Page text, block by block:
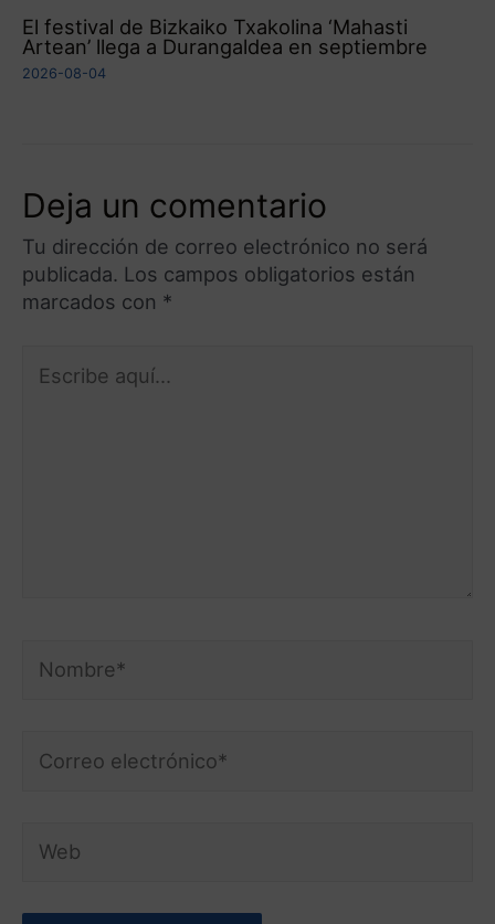
El festival de Bizkaiko Txakolina ‘Mahasti
Artean’ llega a Durangaldea en septiembre
2026-08-04
Deja un comentario
Tu dirección de correo electrónico no será
publicada. Los campos obligatorios están
marcados con *